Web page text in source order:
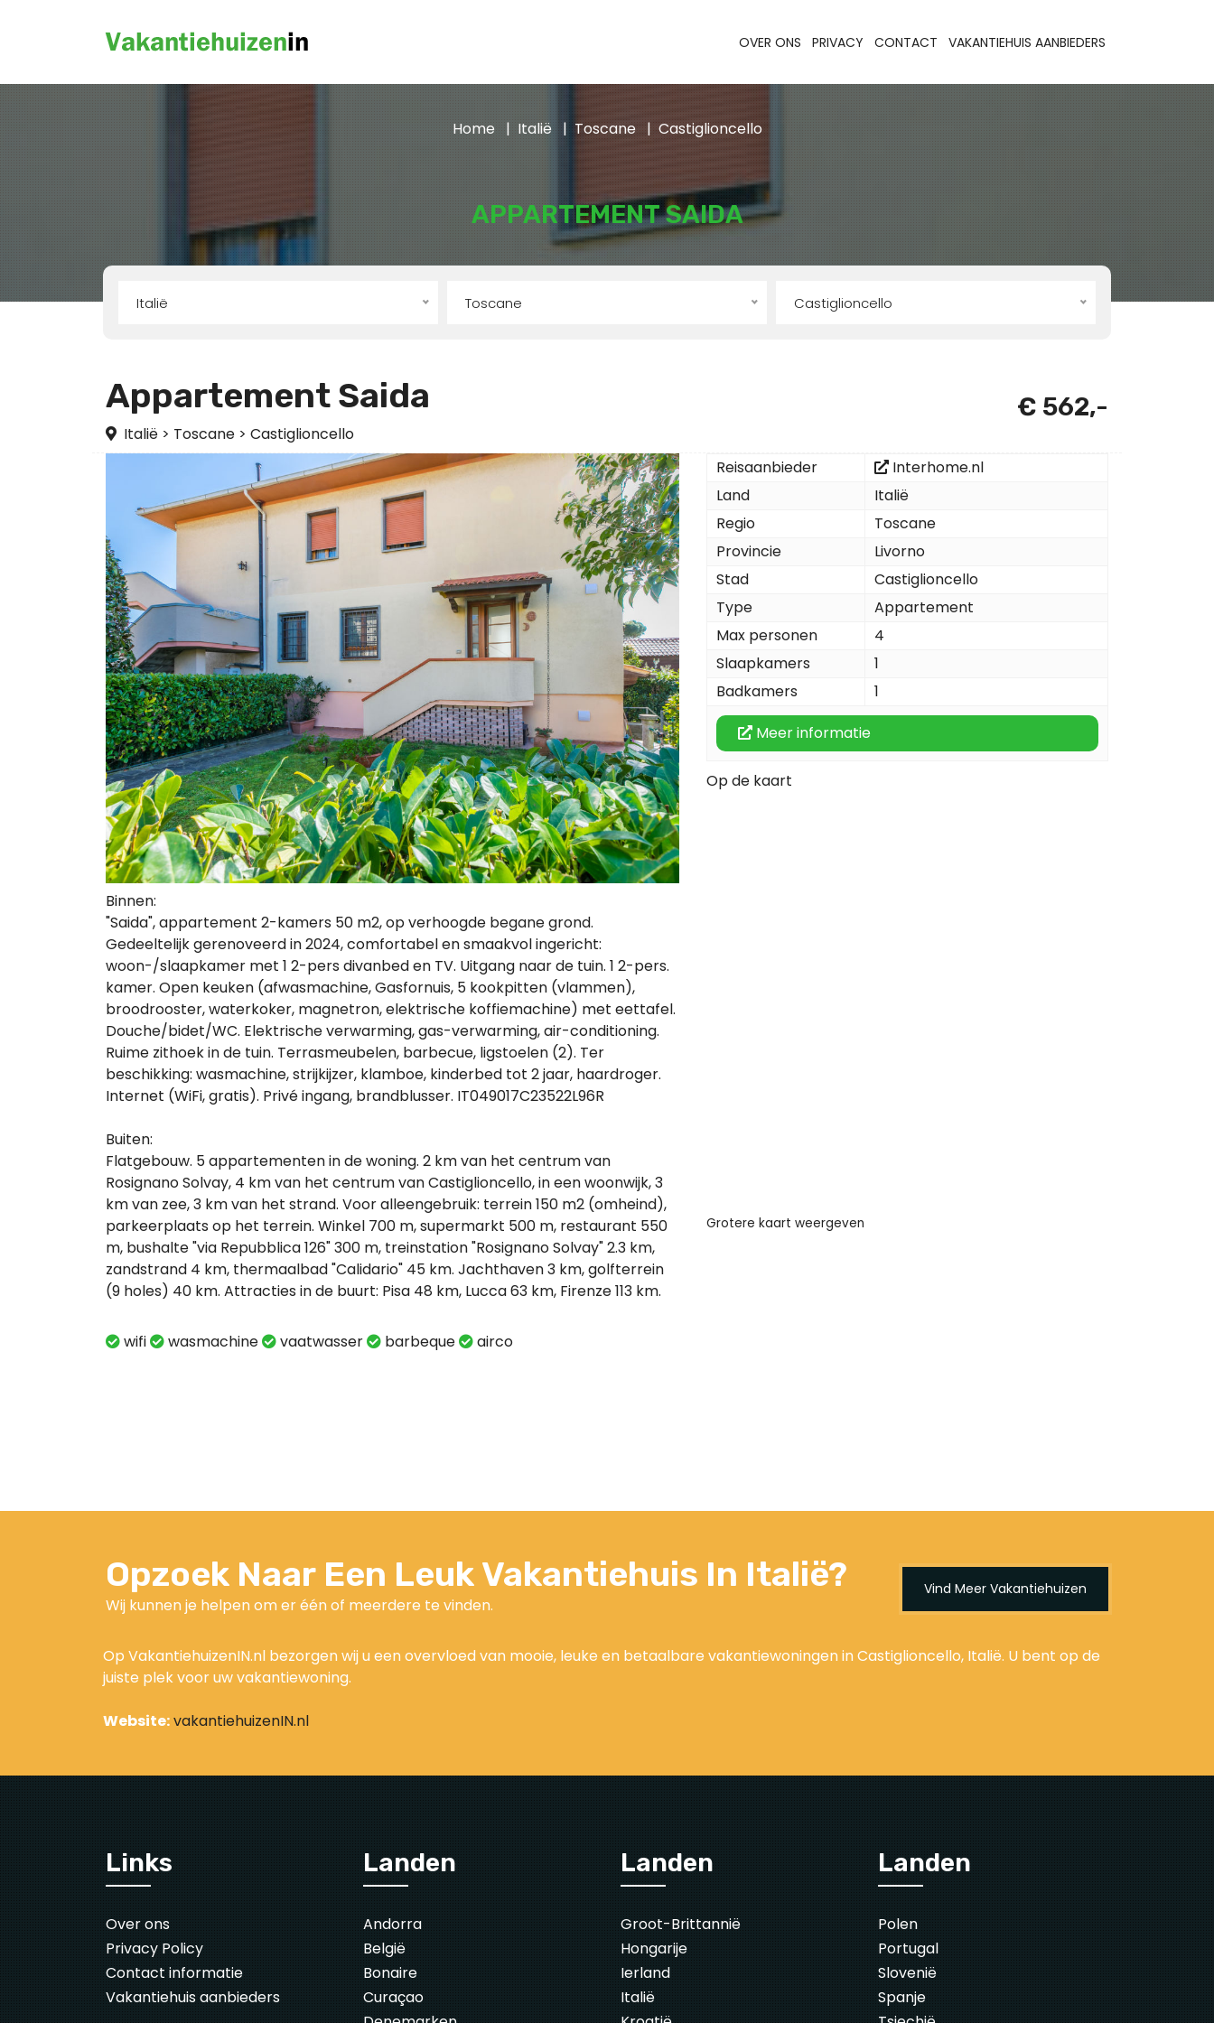
OVER ONS PRIVACY CONTACT VAKANTIEHUIS AANBIEDERS
APPARTEMENT SAIDA
Home Italië Toscane Castiglioncello
Italië Toscane Castiglioncello
Appartement Saida
Italië > Toscane > Castiglioncello
€ 562,-
Binnen:
"Saida", appartement 2-kamers 50 m2, op verhoogde begane grond.
Gedeeltelijk gerenoveerd in 2024, comfortabel en smaakvol ingericht:
woon-/slaapkamer met 1 2-pers divanbed en TV. Uitgang naar de tuin. 1 2-pers.
kamer. Open keuken (afwasmachine, Gasfornuis, 5 kookpitten (vlammen),
broodrooster, waterkoker, magnetron, elektrische koffiemachine) met eettafel.
Douche/bidet/WC. Elektrische verwarming, gas-verwarming, air-conditioning.
Ruime zithoek in de tuin. Terrasmeubelen, barbecue, ligstoelen (2). Ter
beschikking: wasmachine, strijkijzer, klamboe, kinderbed tot 2 jaar, haardroger.
Internet (WiFi, gratis). Privé ingang, brandblusser. IT049017C23522L96R
Buiten:
Flatgebouw. 5 appartementen in de woning. 2 km van het centrum van
Rosignano Solvay, 4 km van het centrum van Castiglioncello, in een woonwijk, 3
km van zee, 3 km van het strand. Voor alleengebruik: terrein 150 m2 (omheind),
parkeerplaats op het terrein. Winkel 700 m, supermarkt 500 m, restaurant 550
m, bushalte "via Repubblica 126" 300 m, treinstation "Rosignano Solvay" 2.3 km,
zandstrand 4 km, thermaalbad "Calidario" 45 km. Jachthaven 3 km, golfterrein
(9 holes) 40 km. Attracties in de buurt: Pisa 48 km, Lucca 63 km, Firenze 113 km.
wifi wasmachine vaatwasser barbeque airco
Reisaanbieder
Interhome.nl
Land
Italië
Regio
Toscane
Provincie
Livorno
Stad
Castiglioncello
Type
Appartement
Max personen
4
Slaapkamers
1
Badkamers
1
Meer informatie
Op de kaart
Grotere kaart weergeven
Opzoek Naar Een Leuk Vakantiehuis In Italië?
Wij kunnen je helpen om er één of meerdere te vinden.
Vind Meer Vakantiehuizen
Op VakantiehuizenIN.nl bezorgen wij u een overvloed van mooie, leuke en betaalbare vakantiewoningen in Castiglioncello, Italië. U bent op de
juiste plek voor uw vakantiewoning.
Website:vakantiehuizenIN.nl
Links
Over ons
Privacy Policy
Contact informatie
Vakantiehuis aanbieders
Landen
Andorra
België
Bonaire
Curaçao
Landen
Groot-Brittannië
Hongarije
Ierland
Italië
Landen
Polen
Portugal
Slovenië
Spanje